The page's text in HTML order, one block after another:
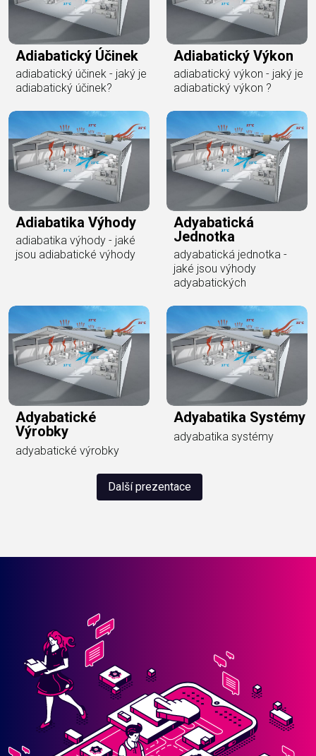
Adiabatický Účinek
adiabatický účinek - jaký je
adiabatický účinek?
Adiabatický Výkon
adiabatický výkon - jaký je
adiabatický výkon ?
Adiabatika Výhody
adiabatika výhody - jaké
jsou adiabatické výhody
Adyabatická
Jednotka
adyabatická jednotka -
jaké jsou výhody
adyabatických
Adyabatické
Výrobky
adyabatické výrobky
Adyabatika Systémy
adyabatika systémy
Další prezentace